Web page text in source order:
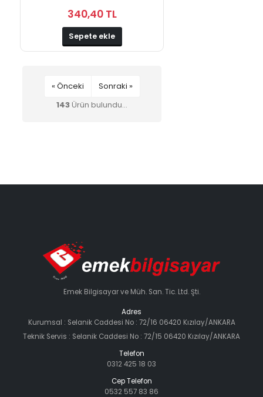
340,40 TL
Sepete ekle
« Önceki
Sonraki »
143Ürün bulundu...
Emek Bilgisayar ve Müh. San. Tic. Ltd. Şti.
Adres
Kurumsal : Selanik Caddesi No : 72/16 06420 Kızılay/ANKARA
Teknik Servis : Selanik Caddesi No : 72/15 06420 Kızılay/ANKARA
Telefon
0312 425 18 03
Cep Telefon
0532 557 83 86